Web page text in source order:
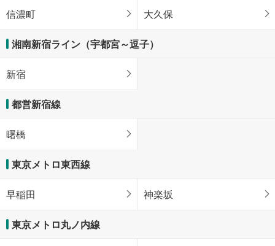
信濃町 大久保
湘南新宿ライン（宇都宮～逗子）
新宿
都営新宿線
曙橋
東京メトロ東西線
早稲田 神楽坂
東京メトロ丸ノ内線